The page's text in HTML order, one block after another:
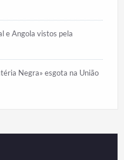
e Angola vistos pela
Negra» esgota na União